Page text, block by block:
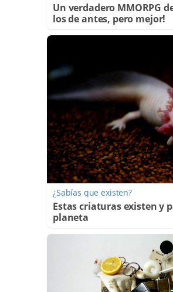
Un verdadero MMORPG
los de antes, pero mejor!
¿Sabías que existen?
Estas criaturas existen y
planeta